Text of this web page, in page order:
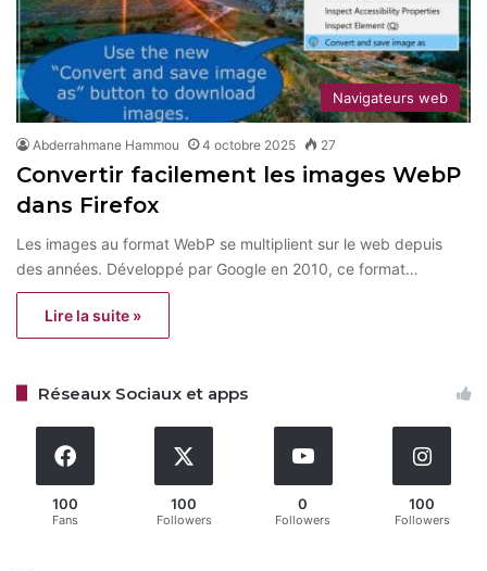
Navigateurs web
Abderrahmane Hammou 4 octobre 2025 27
Convertir facilement les images WebP
dans Firefox
Les images au format WebP se multiplient sur le web depuis
des années. Développé par Google en 2010, ce format…
Lire la suite »
Réseaux Sociaux et apps
100
Fans
100
Followers
0
Followers
100
Followers